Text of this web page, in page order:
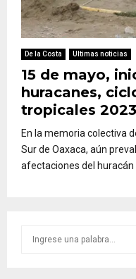
De la Costa Ultimas noticias
15 de mayo,
huracanes,
tropicales 2023
En la memoria colectiva
Sur de Oaxaca, aún
afectaciones del huracán